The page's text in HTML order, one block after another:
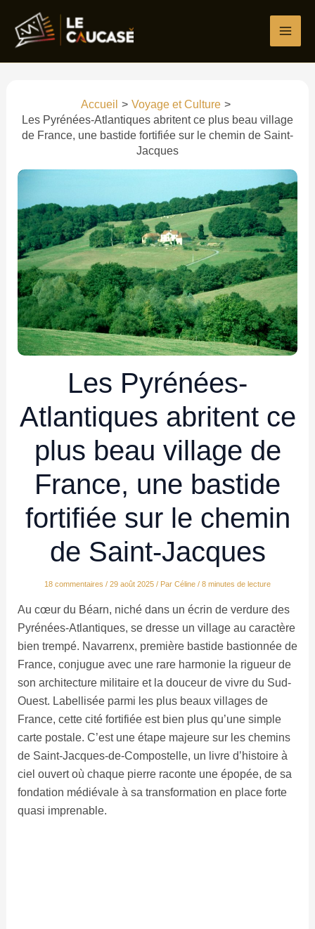
contenu
Accueil
Voyage et Culture
Les Pyrénées-Atlantiques abritent ce plus beau village
de France, une bastide fortifiée sur le chemin de Saint-
Jacques
Les Pyrénées-
Atlantiques abritent ce
plus beau village de
France, une bastide
fortifiée sur le chemin
de Saint-Jacques
18 commentaires / 29 août 2025 / Par Céline / 8 minutes de lecture
Au cœur du Béarn, niché dans un écrin de verdure des
Pyrénées-Atlantiques, se dresse un village au caractère
bien trempé. Navarrenx, première bastide bastionnée de
France, conjugue avec une rare harmonie la rigueur de
son architecture militaire et la douceur de vivre du Sud-
Ouest. Labellisée parmi les plus beaux villages de
France, cette cité fortifiée est bien plus qu’une simple
carte postale. C’est une étape majeure sur les chemins
de Saint-Jacques-de-Compostelle, un livre d’histoire à
ciel ouvert où chaque pierre raconte une épopée, de sa
fondation médiévale à sa transformation en place forte
quasi imprenable.
ici…
mail*